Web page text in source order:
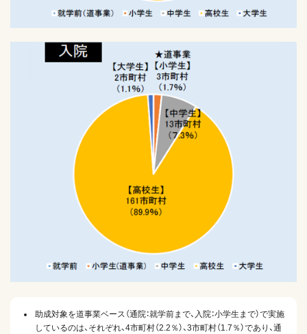
助成対象を道事業ベース（通院：就学前まで、入院：小学生まで）で実施
しているのは、それぞれ、4市町村（2.2％）、3市町村（1.7％）であり、通